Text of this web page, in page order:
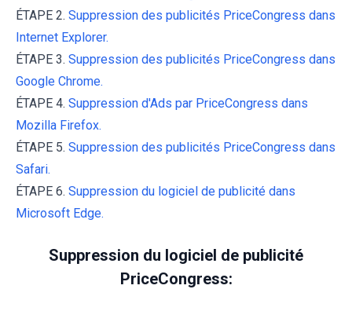
ÉTAPE 2. Suppression des publicités PriceCongress dans
Internet Explorer.
ÉTAPE 3. Suppression des publicités PriceCongress dans
Google Chrome.
ÉTAPE 4. Suppression d'Ads par PriceCongress dans
Mozilla Firefox.
ÉTAPE 5. Suppression des publicités PriceCongress dans
Safari.
ÉTAPE 6. Suppression du logiciel de publicité dans
Microsoft Edge.
Suppression du logiciel de publicité
PriceCongress: